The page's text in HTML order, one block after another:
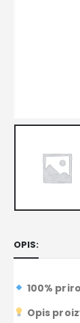
OPIS:
100%
Opis